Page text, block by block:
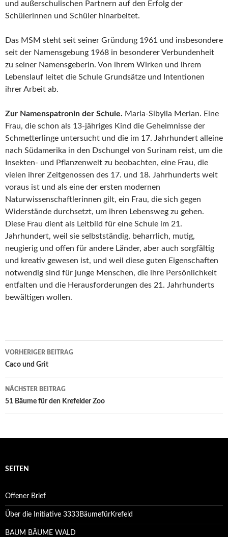
und außerschulischen Partnern auf den Erfolg der
Schülerinnen und Schüler hinarbeitet.
Das MSM steht seit seiner Gründung 1961 und insbesondere
seit der Namensgebung 1968 in besonderer Verbundenheit
zu seiner Namensgeberin. Von ihrem Wirken und ihrem
Lebenslauf leitet die Schule Grundsätze und Intentionen
ihrer Arbeit ab.
Zur Namenspatronin der Schule. Maria-Sibylla Merian. Eine
Frau, die schon als 13-jähriges Kind die Geheimnisse der
Schmetterlinge untersucht und die im 17. Jahrhundert alleine
nach Südamerika in den Dschungel von Surinam reist, um die
Insekten- und Pflanzenwelt zu beobachten, eine Frau, die
vielen ihrer Zeitgenossen des 17. und 18. Jahrhunderts weit
voraus ist und als eine der ersten modernen
Naturwissenschaftlerinnen gilt, ein Frau, die sich gegen
Widerstände durchsetzt, um ihren Lebensweg zu gehen.
Diese Frau dient als Leitbild für eine Schule im 21.
Jahrhundert, weil sie selbstständig, beharrlich, mutig,
neugierig und offen für andere Länder, aber auch sorgfältig
und kreativ gewesen ist, und weil diese guten Eigenschaften
notwendig sind für junge Menschen, die ihre Persönlichkeit
entfalten und die Herausforderungen des 21. Jahrhunderts
bewältigen wollen.
Beitrags-
Navigation
VORHERIGER BEITRAG
Caco und Grit
NÄCHSTER BEITRAG
51 Bäume für den Krefelder Zoo
SEITEN
Offener Brief
Über die Initiative 3333BäumefürKrefeld
BAUM BÄUME WALD